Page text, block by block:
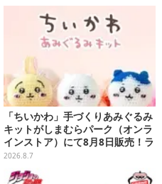
「ちいかわ」手づくりあみぐるみ
キットがしまむらパーク（オンラ
インストア）にて8月8日販売！ラ
インナップ全3種、初心者向きの
編み方で作れちゃう
2026.8.7